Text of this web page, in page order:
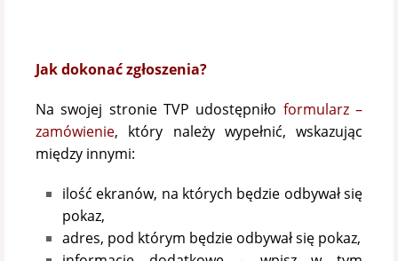
Jak dokonać zgłoszenia?
Na swojej stronie TVP udostępniło formularz –
zamówienie, który należy wypełnić, wskazując
między innymi:
ilość ekranów, na których będzie odbywał się
pokaz,
adres, pod którym będzie odbywał się pokaz,